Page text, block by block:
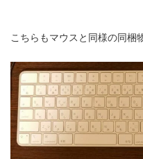
こちらもマウスと同様の同梱